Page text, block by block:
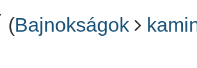
(Bajnokságok